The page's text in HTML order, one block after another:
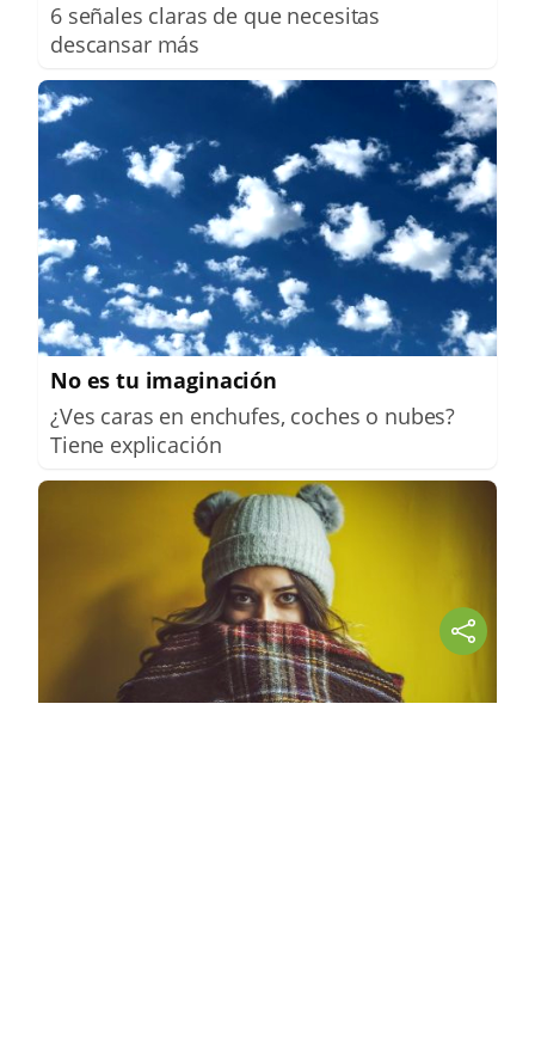
6 señales claras de que necesitas
descansar más
No es tu imaginación
¿Ves caras en enchufes, coches o nubes?
Tiene explicación